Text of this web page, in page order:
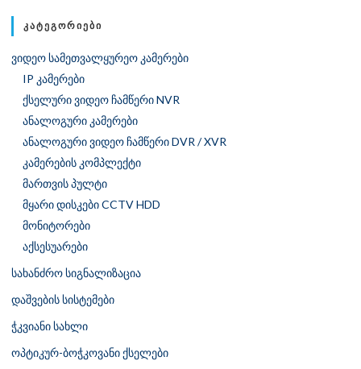
ᲙᲐᲢᲔᲒᲝᲠᲘᲔᲑᲘ
ვიდეო სამეთვალყურეო კამერები
IP კამერები
ქსელური ვიდეო ჩამწერი NVR
ანალოგური კამერები
ანალოგური ვიდეო ჩამწერი DVR / XVR
კამერების კომპლექტი
მართვის პულტი
მყარი დისკები CCTV HDD
მონიტორები
აქსესუარები
სახანძრო სიგნალიზაცია
დაშვების სისტემები
ჭკვიანი სახლი
ოპტიკურ-ბოჭკოვანი ქსელები